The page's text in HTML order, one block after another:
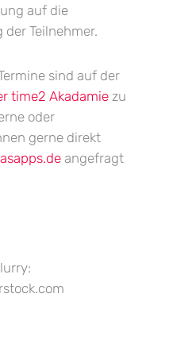
auf die
Teilnehmer.
sind auf der
time2 Akadamie zu
oder
gerne direkt
angefragt